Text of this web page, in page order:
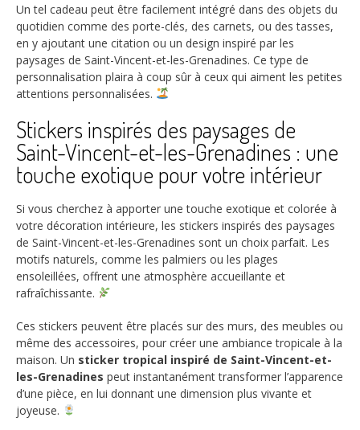
Un tel cadeau peut être facilement intégré dans des objets du
quotidien comme des porte-clés, des carnets, ou des tasses,
en y ajoutant une citation ou un design inspiré par les
paysages de Saint-Vincent-et-les-Grenadines. Ce type de
personnalisation plaira à coup sûr à ceux qui aiment les petites
attentions personnalisées.
Stickers inspirés des paysages de
Saint-Vincent-et-les-Grenadines : une
touche exotique pour votre intérieur
Si vous cherchez à apporter une touche exotique et colorée à
votre décoration intérieure, les stickers inspirés des paysages
de Saint-Vincent-et-les-Grenadines sont un choix parfait. Les
motifs naturels, comme les palmiers ou les plages
ensoleillées, offrent une atmosphère accueillante et
rafraîchissante.
Ces stickers peuvent être placés sur des murs, des meubles ou
même des accessoires, pour créer une ambiance tropicale à la
maison. Un sticker tropical inspiré de Saint-Vincent-et-
les-Grenadines peut instantanément transformer l’apparence
d’une pièce, en lui donnant une dimension plus vivante et
joyeuse.